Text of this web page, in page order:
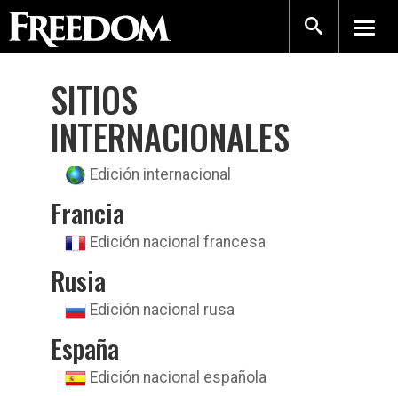
SITIOS
INTERNACIONALES
Edición internacional
Francia
Edición nacional francesa
Rusia
Edición nacional rusa
España
Edición nacional española